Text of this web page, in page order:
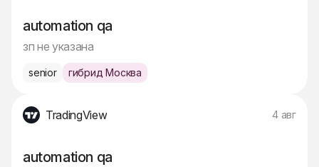
automation qa
зп не указана
senior гибрид Москва
TradingView 4 авг
automation qa